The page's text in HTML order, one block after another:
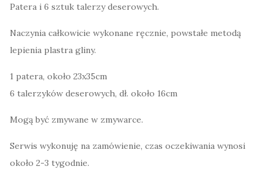
Patera i 6 sztuk talerzy deserowych.
Naczynia całkowicie wykonane ręcznie, powstałe metodą
lepienia plastra gliny.
1 patera, około 23x35cm
6 talerzyków deserowych, dł. około 16cm
Mogą być zmywane w zmywarce.
Serwis wykonuję na zamówienie, czas oczekiwania wynosi
około 2-3 tygodnie.